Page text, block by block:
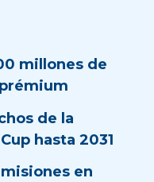
millones de
de la
hasta 2031
en